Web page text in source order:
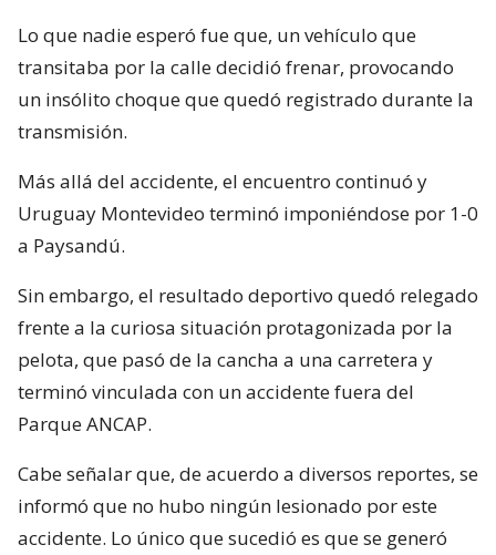
Lo que nadie esperó fue que, un vehículo que
transitaba por la calle decidió frenar, provocando
un insólito choque que quedó registrado durante la
transmisión.
Más allá del accidente, el encuentro continuó y
Uruguay Montevideo terminó imponiéndose por 1-0
a Paysandú.
Sin embargo, el resultado deportivo quedó relegado
frente a la curiosa situación protagonizada por la
pelota, que pasó de la cancha a una carretera y
terminó vinculada con un accidente fuera del
Parque ANCAP.
Cabe señalar que, de acuerdo a diversos reportes, se
informó que no hubo ningún lesionado por este
accidente. Lo único que sucedió es que se generó